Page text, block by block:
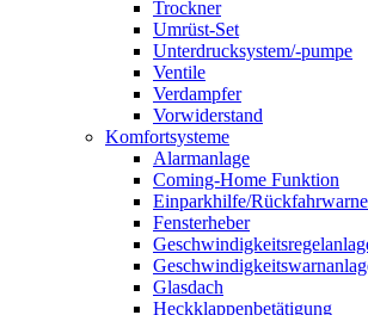
Trockner
Umrüst-Set
Unterdrucksystem/-pumpe
Ventile
Verdampfer
Vorwiderstand
Komfortsysteme
Alarmanlage
Coming-Home Funktion
Einparkhilfe/
Fensterheber
Glasdach
Heckklappenbetätigung